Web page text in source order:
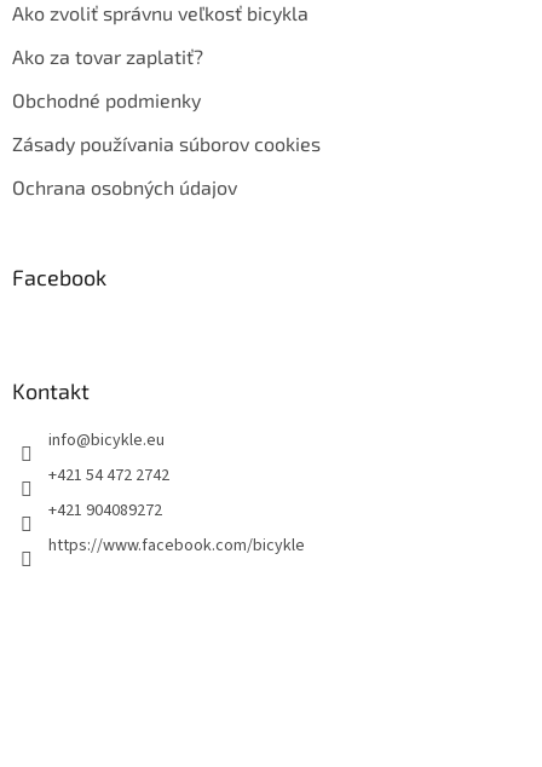
Ako zvoliť správnu veľkosť bicykla
Ako za tovar zaplatiť?
Obchodné podmienky
Zásady používania súborov cookies
Ochrana osobných údajov
Facebook
Kontakt
info@bicykle.eu
+421 54 472 2742
+421 904089272
https://www.facebook.com/bicykle